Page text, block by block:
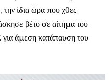
ίδια ώρα που χθες
βέτο σε αίτημα του
άμεση κατάπαυση του